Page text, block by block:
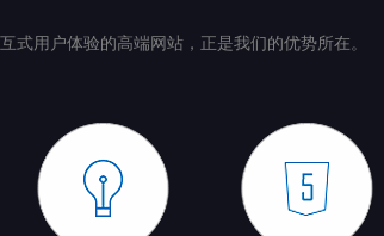
式用户体验的高端网站，正是我们的优势所在。